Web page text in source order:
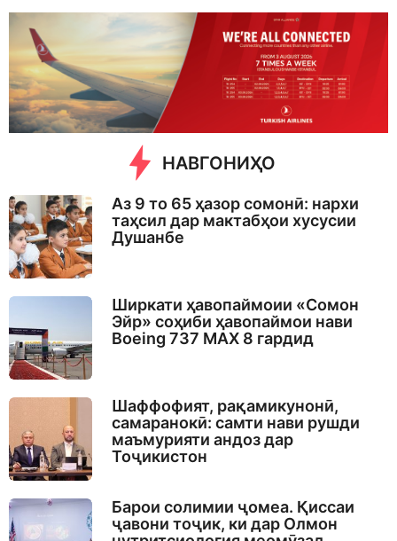
g
o
НАВГОНИҲО
Аз 9 то 65 ҳазор сомонӣ: нархи
таҳсил дар мактабҳои хусусии
Душанбе
Ширкати ҳавопаймоии «Сомон
Эйр» соҳиби ҳавопаймои нави
Boeing 737 MAX 8 гардид
Шаффофият, рақамикунонӣ,
самаранокӣ: самти нави рушди
маъмурияти андоз дар
Тоҷикистон
Барои солимии ҷомеа. Қиссаи
ҷавони тоҷик, ки дар Олмон